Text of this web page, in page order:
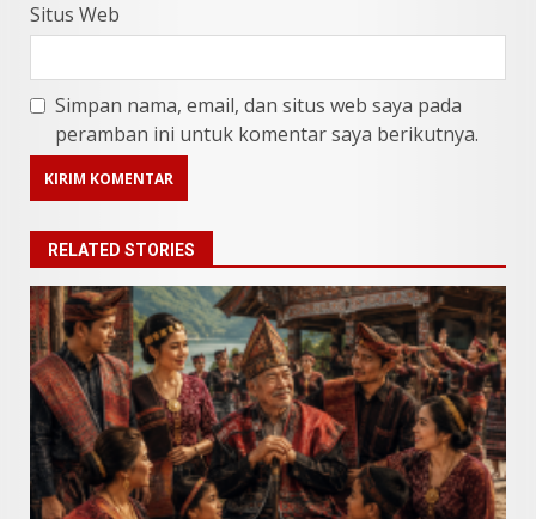
Situs Web
Simpan nama, email, dan situs web saya pada
peramban ini untuk komentar saya berikutnya.
RELATED STORIES
9 Makanan Batak yang Wajib
Diketahui! Budaya Batak yang
Jarang Dipahami Orang